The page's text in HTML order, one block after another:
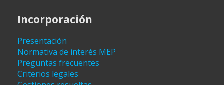
Incorporación
Presentación
Normativa de interés MEP
Preguntas frecuentes
Criterios legales